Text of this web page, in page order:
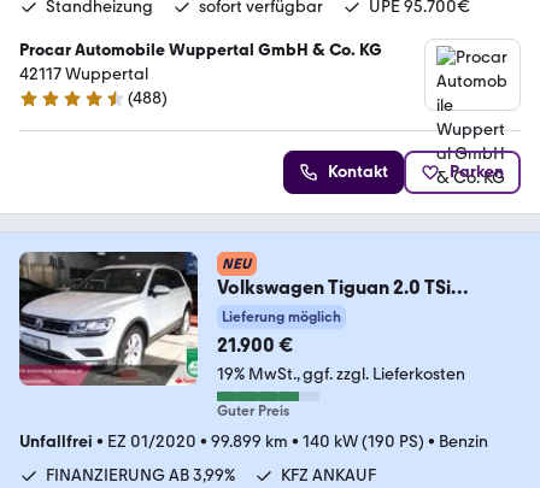
Standheizung sofort verfügbar UPE 95.700€
Procar Automobile Wuppertal GmbH & Co. KG
42117 Wuppertal
4.5 Sterne
(488)
Kontakt Parken
NEU
Volkswagen Tiguan 2.0 TSi
4Motion Standheizung*
Lieferung möglich
21.900 €
19% MwSt. ggf. zzgl. Lieferkosten
Guter Preis
Unfallfrei • EZ 01/2020 • 99.899 km • 140 kW (190 PS) • Benzin
FINANZIERUNG AB 3,99%
KFZ ANKAUF